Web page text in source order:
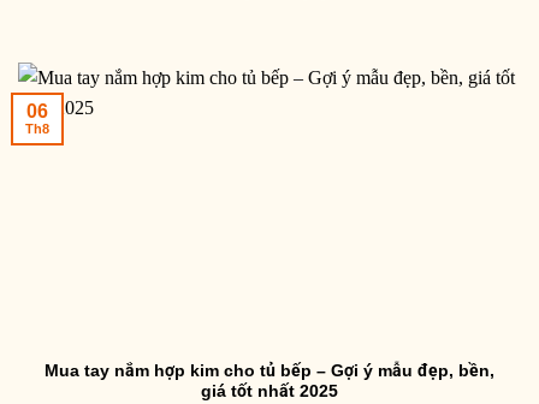
Mua tay nắm hợp kim cho tủ bếp – Gợi ý mẫu đẹp, bền,
giá tốt nhất 2025
06
Th8